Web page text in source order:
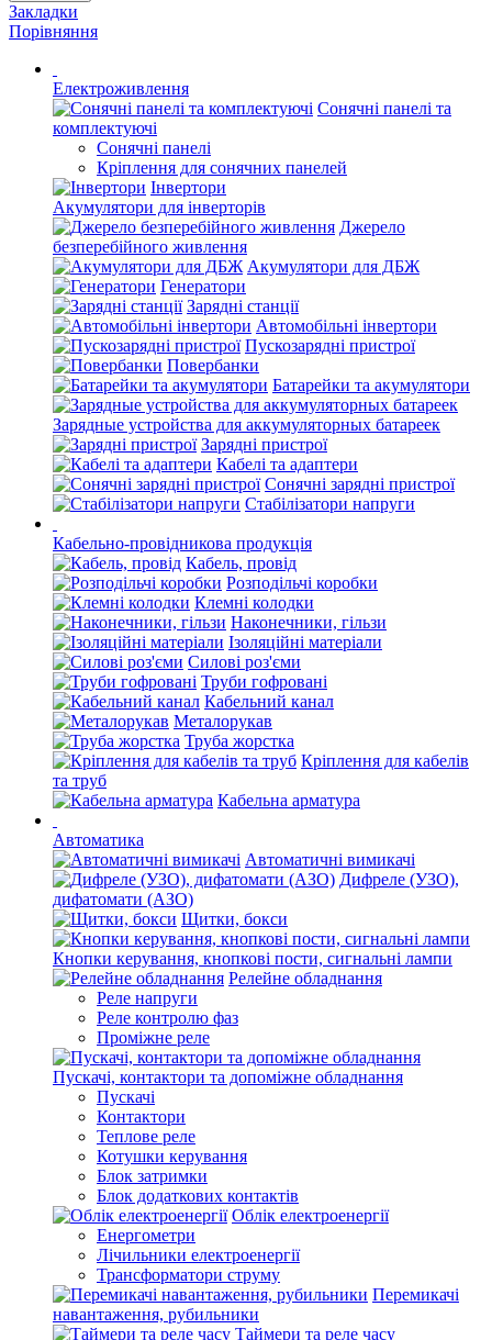
Закладки
Порівняння
Електроживлення
Сонячні панелі та
комплектуючі
Сонячні панелі
Кріплення для сонячних панелей
Інвертори
Акумулятори для інверторів
Джерело
безперебійного живлення
Акумулятори для ДБЖ
Генератори
Зарядні станції
Автомобільні інвертори
Пускозарядні пристрої
Повербанки
Батарейки та акумулятори
Зарядные устройства для аккумуляторных батареек
Зарядні пристрої
Кабелі та адаптери
Сонячні зарядні пристрої
Стабілізатори напруги
Кабельно-провідникова продукція
Кабель, провід
Розподільчі коробки
Клемні колодки
Наконечники, гільзи
Ізоляційні матеріали
Силові роз'єми
Труби гофровані
Кабельний канал
Металорукав
Труба жорстка
Кріплення для кабелів
та труб
Кабельна арматура
Автоматика
Автоматичні вимикачі
Дифреле (УЗО),
дифатомати (АЗО)
Щитки, бокси
Кнопки керування, кнопкові пости, сигнальні лампи
Релейне обладнання
Реле напруги
Реле контролю фаз
Проміжне реле
Пускачі, контактори та допоміжне обладнання
Пускачі
Контактори
Теплове реле
Котушки керування
Блок затримки
Блок додаткових контактів
Облік електроенергії
Енергометри
Лічильники електроенергії
Трансформатори струму
Перемикачі
навантаження, рубильники
Таймери та реле часу